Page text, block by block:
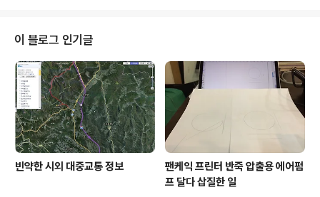
먹고 지인에게 그 이야기를 풀어 놓다보니 급 써야겠다는
생각이 들었다. 일단 말로 설명하기 전에 사진 먼저 보자.
그것은 위 사진 처럼 생겼다. 일단 오늘은 여기까지
이 블로그 인기글
빈약한 시외 대중교통 정보
팬케익 프린터 반죽 압출용 에어펌
프 달다 삽질한 일